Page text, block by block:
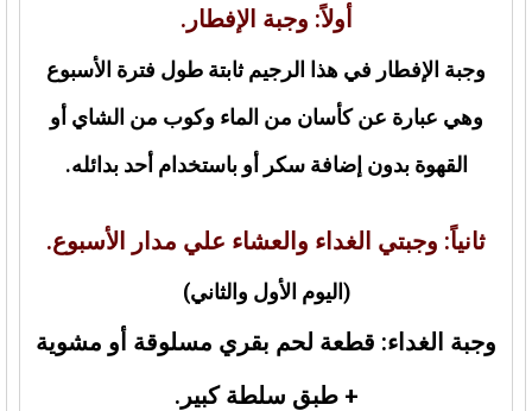
أولاً: وجبة الإفطار.
وجبة الإفطار في هذا الرجيم ثابتة طول فترة الأسبوع
وهي عبارة عن كأسان من الماء وكوب من الشاي أو
القهوة بدون إضافة سكر أو باستخدام أحد بدائله.
ثانياً: وجبتي الغداء والعشاء علي مدار الأسبوع.
(اليوم الأول والثاني)
وجبة الغداء: قطعة لحم بقري مسلوقة أو مشوية
+ طبق سلطة كبير.